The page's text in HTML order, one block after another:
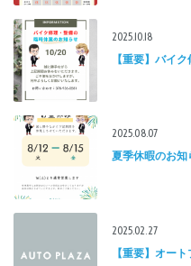
2025.10.18
【重要】バイ
2025.08.07
夏季休暇のお知
2025.02.27
【重要】オー